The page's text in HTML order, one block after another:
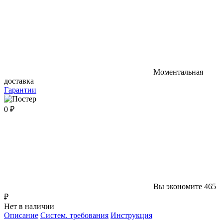
Моментальная
доставка
Гарантии
0 ₽
Вы экономите 465
₽
Нет в наличии
Описание Систем. требования Инструкция